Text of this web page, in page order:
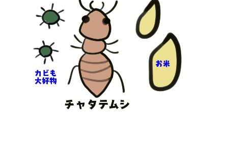
シミ（紙魚）がもたらす被害とは？本や衣類を
守るために知っておくべきリスク
見逃してはいませんか？カビとシミ（紙魚）の
発生前兆チェックリスト
市販の除湿剤や殺虫剤だけでは解決しない理由
とは？
なぜカビとシミ（紙魚）は繰り返し発生するの